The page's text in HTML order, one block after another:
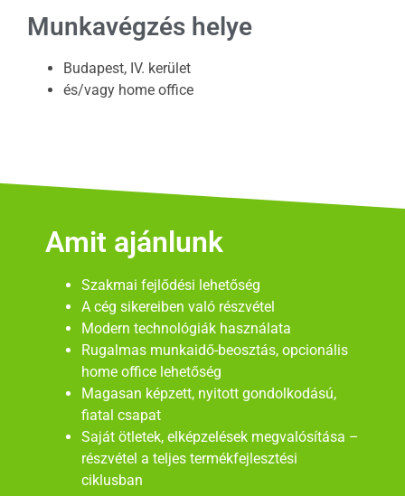
Munkavégzés helye
Budapest, IV. kerület
és/vagy home office
Amit ajánlunk
Szakmai fejlődési lehetőség
A cég sikereiben való részvétel
Modern technológiák használata
Rugalmas munkaidő-beosztás, opcionális
home office lehetőség
Magasan képzett, nyitott gondolkodású,
fiatal csapat
Saját ötletek, elképzelések megvalósítása –
részvétel a teljes termékfejlesztési
ciklusban